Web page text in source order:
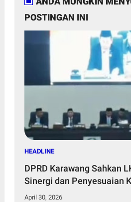
POSTINGAN INI
HEADLINE
DPRD Karawang Sahkan
Sinergi dan Penyesuaian
April 30, 2026